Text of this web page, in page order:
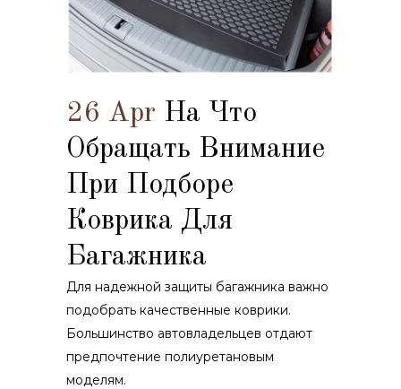
26 Apr На Что
Обращать Внимание
При Подборе
Коврика Для
Багажника
Для надежной защиты багажника важно
подобрать качественные коврики.
Большинство автовладельцев отдают
предпочтение полиуретановым
моделям.